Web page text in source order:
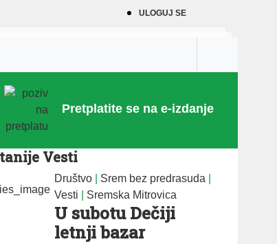
ULOGUJ SE
Pretplatite se na e-izdanje
Vesti
Društvo Srem bez predrasuda
Vesti
Sremska Mitrovica
U subotu Dečiji
letnji bazar